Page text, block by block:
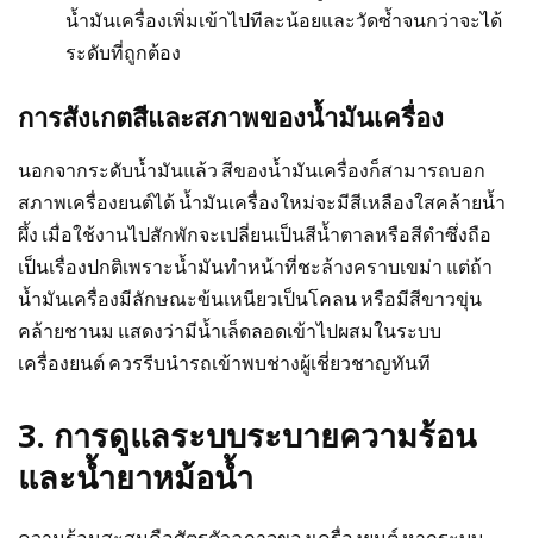
น้ำมันเครื่องเพิ่มเข้าไปทีละน้อยและวัดซ้ำจนกว่าจะได้
ระดับที่ถูกต้อง
การสังเกตสีและสภาพของน้ำมันเครื่อง
นอกจากระดับน้ำมันแล้ว สีของน้ำมันเครื่องก็สามารถบอก
สภาพเครื่องยนต์ได้ น้ำมันเครื่องใหม่จะมีสีเหลืองใสคล้ายน้ำ
ผึ้ง เมื่อใช้งานไปสักพักจะเปลี่ยนเป็นสีน้ำตาลหรือสีดำซึ่งถือ
เป็นเรื่องปกติเพราะน้ำมันทำหน้าที่ชะล้างคราบเขม่า แต่ถ้า
น้ำมันเครื่องมีลักษณะข้นเหนียวเป็นโคลน หรือมีสีขาวขุ่น
คล้ายชานม แสดงว่ามีน้ำเล็ดลอดเข้าไปผสมในระบบ
เครื่องยนต์ ควรรีบนำรถเข้าพบช่างผู้เชี่ยวชาญทันที
3. การดูแลระบบระบายความร้อน
และน้ำยาหม้อน้ำ